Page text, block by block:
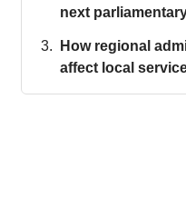
next
How regional
affect local